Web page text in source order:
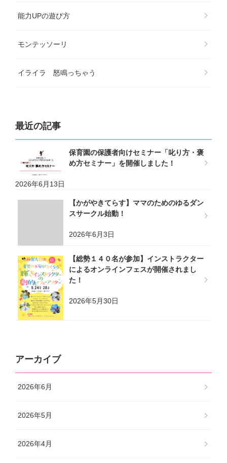
能力UPの遊び方
モンテッソーリ
イライラ 怒鳴っちゃう
最近の記事
保育園の保護者向けセミナー「叱り方・褒
め方セミナー」を開催しました！
2026年6月13日
【かがやきてらす】ママのためのゆるダン
スサークル始動！
2026年6月3日
【総勢１４０名が参加】インストラクター
によるオンラインフェスが開催されまし
た！
2026年5月30日
アーカイブ
2026年6月
2026年5月
2026年4月